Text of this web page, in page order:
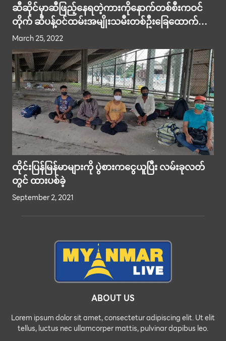
ဆီဆိုင်မှာဆီဖြည့်နေရတဲ့ကားကိုနောက်တစ်စီးကဝင်
တိုက် ဆီပန့်ဝင်ထမ်းအမျိုးသမီးတစ်ဦးခြေထောက်
ပြတ် !!!
March 25, 2022
ထိုင်းပြန်မြန်မာများကို ပွဲစားကငွေယူပြီး လမ်းခုလတ်
တွင် ထားပစ်ခဲ့
September 2, 2021
ABOUT US
Lorem ipsum dolor sit amet, consectetur adipiscing elit. Ut elit
tellus, luctus nec ullamcorper mattis, pulvinar dapibus leo.